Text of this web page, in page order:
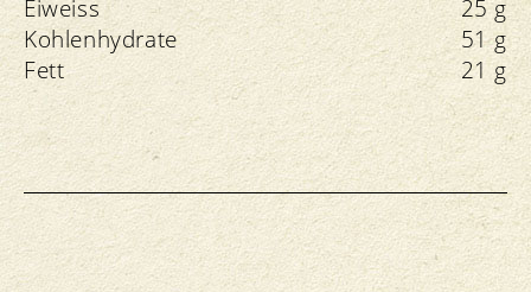
Eiweiss
25 g
Kohlenhydrate
51 g
Fett
21 g